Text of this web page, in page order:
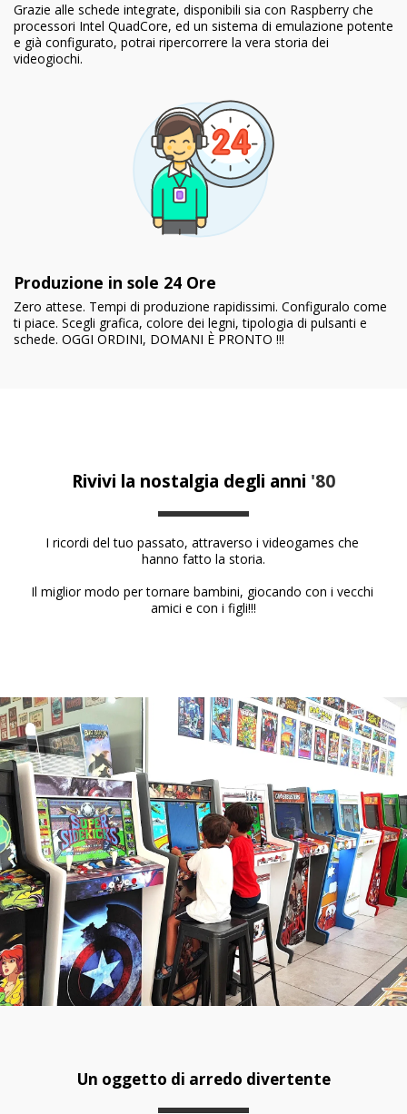
Grazie alle schede integrate, disponibili sia con Raspberry che
processori Intel QuadCore, ed un sistema di emulazione potente
e già configurato, potrai ripercorrere la vera storia dei
videogiochi.
Produzione in sole 24 Ore
Zero attese. Tempi di produzione rapidissimi. Configuralo come
ti piace. Scegli grafica, colore dei legni, tipologia di pulsanti e
schede. OGGI ORDINI, DOMANI È PRONTO !!!
Rivivi la nostalgia degli anni '80
I ricordi del tuo passato, attraverso i videogames che
hanno fatto la storia.
Il miglior modo per tornare bambini, giocando con i vecchi
amici e con i figli!!!
Un oggetto di arredo divertente